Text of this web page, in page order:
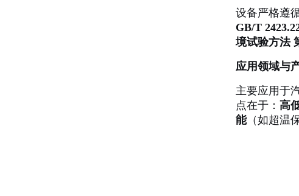
设备严格遵
GB/T
境试验方法
应用领域与
主要应用于
点在于： 高
能（如超温